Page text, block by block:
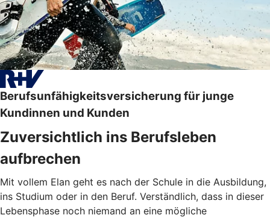
Berufsunfähigkeitsversicherung für junge
Kundinnen und Kunden
Zuversichtlich ins Berufsleben
aufbrechen
Mit vollem Elan geht es nach der Schule in die Ausbildung,
ins Studium oder in den Beruf. Verständlich, dass in dieser
Lebensphase noch niemand an eine mögliche